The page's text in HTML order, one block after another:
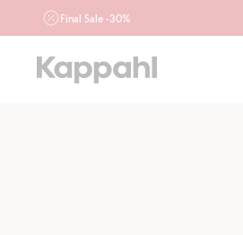
Final Sale -30%
z działu outlet do 10.8 w sklepach Kappahl i
na kappahl.com. Ofert nie łączymy